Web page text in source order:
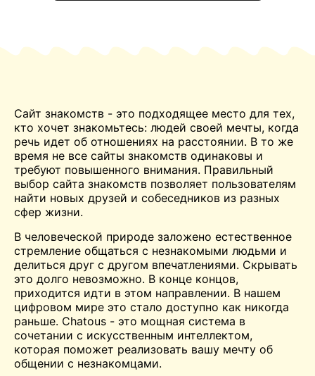
Сайт знакомств - это подходящее место для тех,
кто хочет знакомьтесь: людей своей мечты, когда
речь идет об отношениях на расстоянии. В то же
время не все сайты знакомств одинаковы и
требуют повышенного внимания. Правильный
выбор сайта знакомств позволяет пользователям
найти новых друзей и собеседников из разных
сфер жизни.
В человеческой природе заложено естественное
стремление общаться с незнакомыми людьми и
делиться друг с другом впечатлениями. Скрывать
это долго невозможно. В конце концов,
приходится идти в этом направлении. В нашем
цифровом мире это стало доступно как никогда
раньше. Chatous - это мощная система в
сочетании с искусственным интеллектом,
которая поможет реализовать вашу мечту об
общении с незнакомцами.